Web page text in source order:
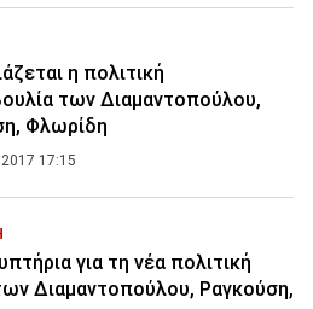
η πολιτική
των Διαμαντοπούλου,
Φλωρίδη
17:15
για τη νέα πολιτική
Διαμαντοπούλου, Ραγκούση,